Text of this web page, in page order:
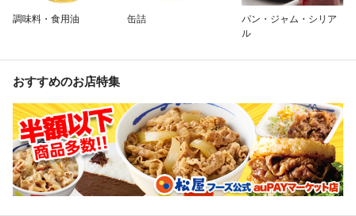
調味料・食用油 缶詰
パン・ジャム・シリア
ル
おすすめのお店特集